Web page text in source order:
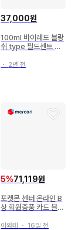
37,000원
100ml 바이레도 블랑
쉬 type 필드센트 재
・ 2년 전
5%71,119원
포켓몬 센터 온라인 B
상 회원증풍 카드 블래
이와테 ・ 16일 전